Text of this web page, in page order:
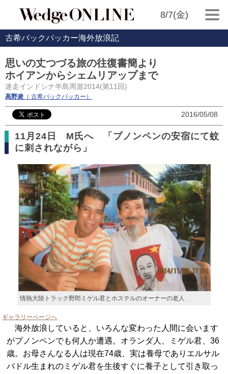
8/7(金)
古希バックパッカー海外放浪記
思いの丈つづる旅の往復書簡より
ホイアンからシェムリアップまで
迷走インドシナ半島周遊2014(第11回)
高野凌 （ 古希バックパッカー）
2016/05/08
11月24日 M氏へ 「プノンペンの安宿にて蚊
に刺されながら」
情熱大陸トラック野郎ミゲル君とホステルのオーナーの老人
ギャラリーページへ
海外放浪していると、いろんな変わった人間に会います
がプノンペンでも何人か遭遇。オランダ人、ミゲル君、36
歳。お母さんなる人は現在74歳、実は養母でありエルサル
バドル生まれのミゲル君を生後すぐに養子として引き取っ